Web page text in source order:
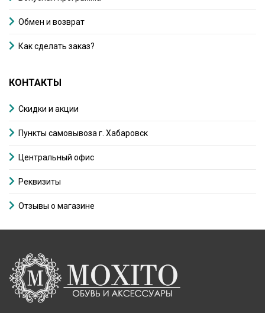
Обмен и возврат
Как сделать заказ?
КОНТАКТЫ
Скидки и акции
Пункты самовывоза г. Хабаровск
Центральный офис
Реквизиты
Отзывы о магазине